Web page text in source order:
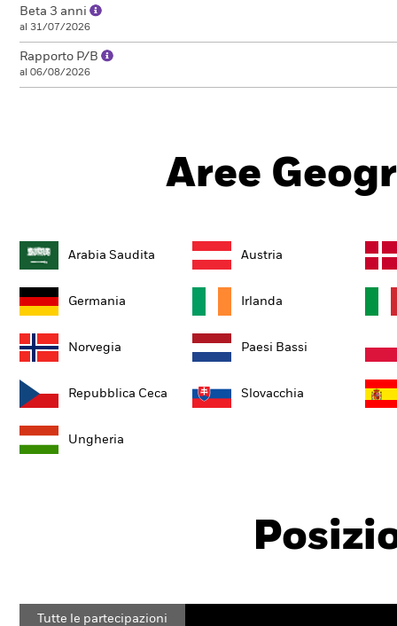
Beta 3 anni
al 31/07/2026
Rapporto P/B
al 06/08/2026
Aree
Arabia Saudita Austria
Germania Irlanda
Norvegia Paesi Bassi
Repubblica Ceca Slovacchia
Ungheria
Tutte le partecipazioni